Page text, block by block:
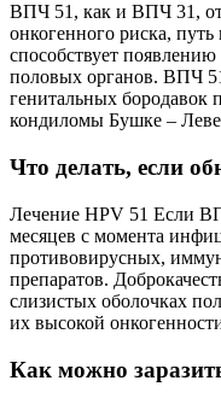
ВПЧ 51, как и ВПЧ 31,
онкогенного риска,
способствует
половых органов. ВПЧ
генитальных бородавок
кондиломы Бушке –
Что делать, если
Лечение HPV 51 Если
месяцев с момента
противовирусных,
препаратов.
слизистых оболочках
их высокой
Как можно